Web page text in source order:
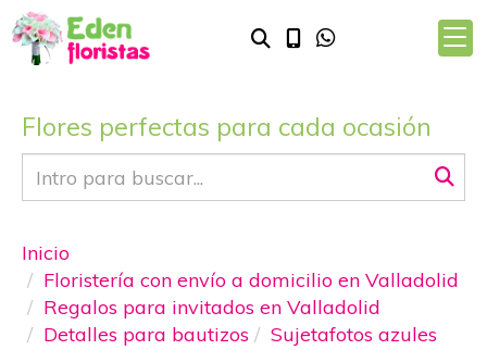
Flores perfectas para cada ocasión
Inicio
Floristería con envío a domicilio en Valladolid
Regalos para invitados en Valladolid
Detalles para bautizos
Sujetafotos azules